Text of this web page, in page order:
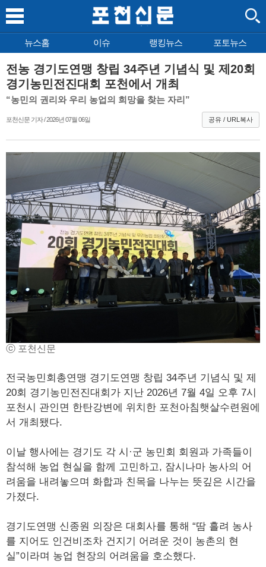
뉴스홈 이슈 랭킹뉴스 포토뉴스
전농 경기도연맹 창립 34주년 기념식 및 제20회
경기농민전진대회 포천에서 개최
“농민의 권리와 우리 농업의 희망을 찾는 자리”
포천신문 기자 / 2026년 07월 06일 공유 / URL복사
ⓒ 포천신문
전국농민회총연맹 경기도연맹 창립 34주년 기념식 및 제
20회 경기농민전진대회가 지난 2026년 7월 4일 오후 7시
포천시 관인면 한탄강변에 위치한 포천아침햇살수련원에
서 개최됐다.
이날 행사에는 경기도 각 시·군 농민회 회원과 가족들이
참석해 농업 현실을 함께 고민하고, 잠시나마 농사의 어
려움을 내려놓으며 화합과 친목을 나누는 뜻깊은 시간을
가졌다.
경기도연맹 신종원 의장은 대회사를 통해 “땀 흘려 농사
를 지어도 인건비조차 건지기 어려운 것이 농촌의 현
실”이라며 농업 현장의 어려움을 호소했다.